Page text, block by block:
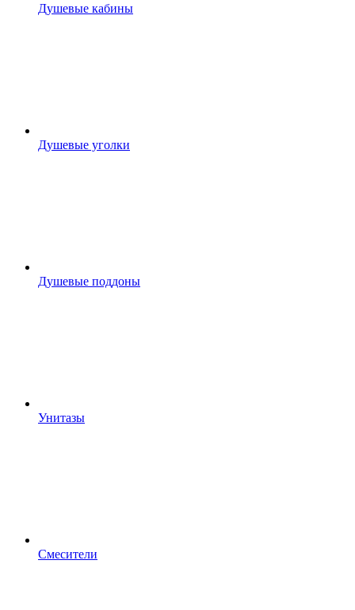
Душевые кабины
Душевые уголки
Душевые поддоны
Унитазы
Смесители